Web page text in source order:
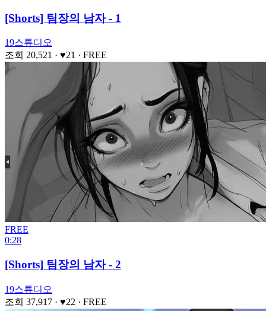
[Shorts] 팀장의 남자 - 1
19스튜디오
조회 20,521 · ♥21 · FREE
FREE
0:28
[Shorts] 팀장의 남자 - 2
19스튜디오
조회 37,917 · ♥22 · FREE